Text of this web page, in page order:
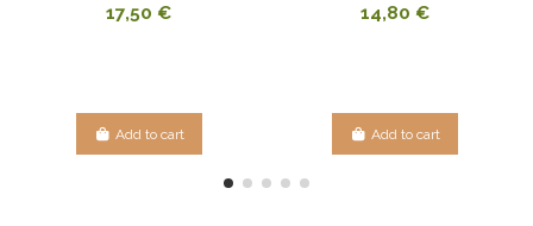
17,50 €
Add to cart
14,80 €
Add to cart